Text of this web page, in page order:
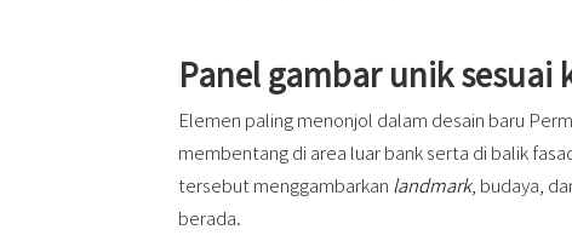
Panel gambar unik
Elemen paling menonjol dalam desain baru
membentang di area luar bank serta di balik
tersebut menggambarkan landmark, budaya,
berada.